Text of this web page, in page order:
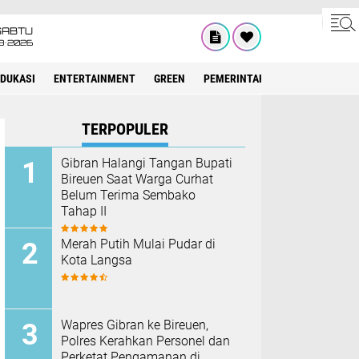
ENTERTAINMENT GREEN PEMERINTAH ACEH
TERPOPULER
Gibran Halangi Tangan Bupati
Bireuen Saat Warga Curhat
Belum Terima Sembako
Tahap II
Merah Putih Mulai Pudar di
Kota Langsa
Wapres Gibran ke Bireuen,
Polres Kerahkan Personel dan